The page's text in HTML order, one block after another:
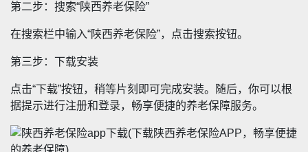
第二步：搜索“陕西养老保险”
在搜索栏中输入“陕西养老保险”，点击搜索按钮。
第三步：下载安装
点击“下载”按钮，稍等片刻即可完成安装。随后，你可以根
据提示进行注册和登录，畅享便捷的养老保障服务。